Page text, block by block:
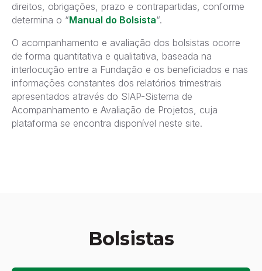
direitos, obrigações, prazo e contrapartidas, conforme
determina o “Manual do Bolsista“.
O acompanhamento e avaliação dos bolsistas ocorre
de forma quantitativa e qualitativa, baseada na
interlocução entre a Fundação e os beneficiados e nas
informações constantes dos relatórios trimestrais
apresentados através do SIAP-Sistema de
Acompanhamento e Avaliação de Projetos, cuja
plataforma se encontra disponível neste site.
Bolsistas